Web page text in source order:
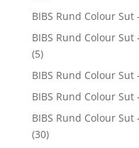
BIBS Rund Colour Sut
BIBS Rund Colour
(5)
BIBS Rund Colour Sut
BIBS Rund Colour Sut
BIBS Rund Colour
(30)